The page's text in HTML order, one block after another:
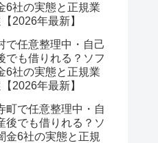
6社の実態と正規業
2026年最新】
で任意整理中・自己
でも借りれる？ソフ
6社の実態と正規業
2026年最新】
町で任意整理中・自
後でも借りれる？ソ
金6社の実態と正規